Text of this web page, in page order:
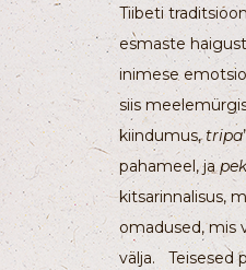
Tiibeti
esmaste
inimese
siis
kiindumus,tripa
pahameel, ja
kitsarinnalisus,
omadused, mis
välja. Teisesed